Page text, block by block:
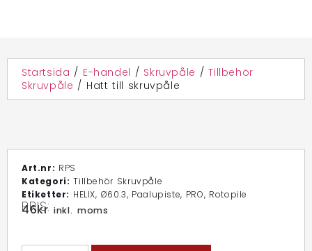
Startsida / E-handel / Skruvpåle /Tillbehör
Skruvpåle / Hatt till skruvpåle
Art.nr: RPS
Kategori:Tillbehör Skruvpåle
Etiketter: HELIX, Ø60.3, Paalupiste, PRO, Rotopile
PRIS:
46kr inkl. moms